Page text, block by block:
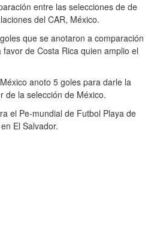
entre las selecciones de de
del CAR, México.
que se anotaron a comparación
de Costa Rica quien amplio el
anoto 5 goles para darle la
de la selección de México.
el Pe-mundial de Futbol Playa de
El Salvador.